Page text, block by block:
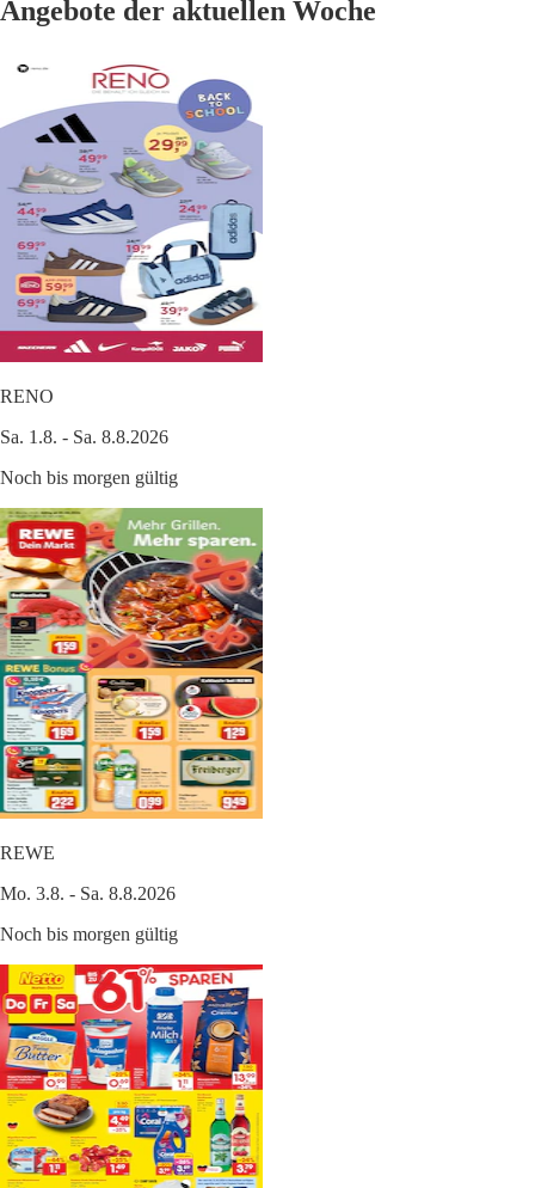
Angebote der aktuellen Woche
RENO
Sa. 1.8. - Sa. 8.8.2026
Noch bis morgen gültig
REWE
Mo. 3.8. - Sa. 8.8.2026
Noch bis morgen gültig